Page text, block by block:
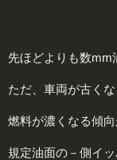
先ほどよりも数mm
ただ、車両が古く
燃料が濃くなる傾
規定油面の－側イッ